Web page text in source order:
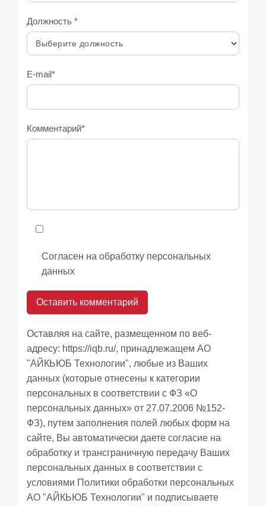
Должность *
E-mail*
Комментарий*
Согласен на обработку персональных
данных
Оставляя на сайте, размещенном по веб-
адресу: https://iqb.ru/, принадлежащем АО
"АЙКЬЮБ Технологии", любые из Ваших
данных (которые отнесены к категории
персональных в соответствии с ФЗ «О
персональных данных» от 27.07.2006 №152-
ФЗ), путем заполнения полей любых форм на
сайте, Вы автоматически даете согласие на
обработку и трансграничную передачу Ваших
персональных данных в соответствии с
условиями Политики обработки персональных
АО "АЙКЬЮБ Технологии" и подписываете